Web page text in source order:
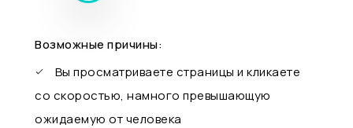
Возможные причины:
Вы просматриваете страницы и кликаете
со скоростью, намного превышающую
ожидаемую от человека